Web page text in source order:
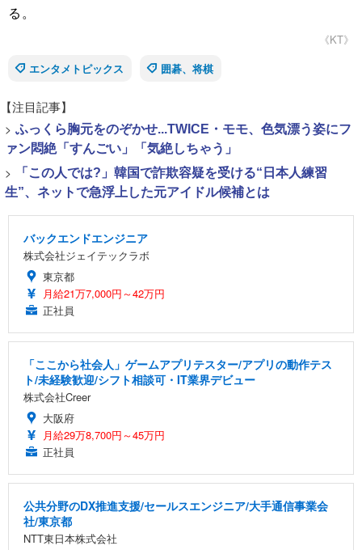
る。
《KT》
エンタメトピックス
囲碁、将棋
【注目記事】
> ふっくら胸元をのぞかせ...TWICE・モモ、色気漂う姿にフ
ァン悶絶「すんごい」「気絶しちゃう」
>
「この人では?」韓国で詐欺容疑を受ける“日本人練習
生”、ネットで急浮上した元アイドル候補とは
バックエンドエンジニア
株式会社ジェイテックラボ
東京都
月給21万7,000円～42万円
正社員
「ここから社会人」ゲームアプリテスター/アプリの動作テス
ト/未経験歓迎/シフト相談可・IT業界デビュー
株式会社Creer
大阪府
月給29万8,700円～45万円
正社員
公共分野のDX推進支援/セールスエンジニア/大手通信事業会
社/東京都
NTT東日本株式会社